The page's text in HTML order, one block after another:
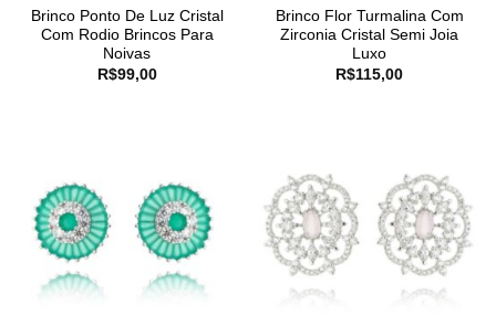
Brinco Ponto De Luz Cristal
Com Rodio Brincos Para
Noivas
R$99,00
Brinco Flor Turmalina Com
Zirconia Cristal Semi Joia
Luxo
R$115,00